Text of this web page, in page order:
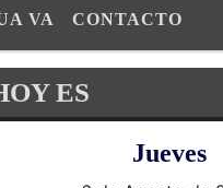
VA CONTACTO
ES
Jueves